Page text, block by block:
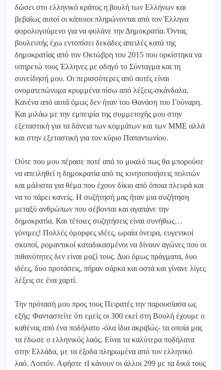
δώσει στο ελληνικό κράτος η βουλή των Ελλήνων και
βεβαίως αυτοί οι κάποιοι πληρώνονται από τον Έλληνα
φορολογούμενο για να φυλάνε την Δημοκρατία. Όντας
βουλευτής έχω εντοπίσει δεκάδες απειλές κατά της
δημοκρατίας από τον Οκτώβρη του 2015 που ορκίστηκα να
υπηρετώ τους Έλληνες με οδηγό το Σύνταγμα και τη
συνείδησή μου. Οι περισσότερες από αυτές είναι
ονοματεπώνυμα κρυμμένα πίσω από λέξεις-σκάνδαλα.
Κανένα από αυτά όμως δεν ήταν του Θανάση του Γούναρη.
Και μιλάω με την εμπειρία της συμμετοχής μου στην
εξεταστική για τα δάνεια των κομμάτων και των ΜΜΕ αλλά
και στην εξεταστική για τον κύριο Παπαντωνίου.
Ούτε που μου πέρασε ποτέ από το μυαλό πως θα μπορούσε
να απειληθεί η δημοκρατία από τις κινητοποιήσεις πολιτών
και μάλιστα για θέμα που έχουν δίκιο από όποια πλευρά και
να το πάρει κανείς. Η συζήτησή μας ήταν μια συζήτηση
μεταξύ ανθρώπων που σέβονται και αγαπάνε την
δημοκρατία. Και τέτοιες συζητήσεις είναι συνήθως…
γόνιμες! Πολλές όμορφες ιδέες, ωραία όνειρα, ευγενικοί
σκοποί, ρομαντικοί καταδικασμένοι να δίνουν αγώνες που οι
πιθανότητες δεν είναι μαζί τους. Δυο όμως πράγματα, δυο
ιδέες, δυο προτάσεις, πήραν σάρκα και οστά και γίνανε λίγες
λέξεις σε ένα χαρτί.
Την πρότασή μου προς τους Πειρατές την παρουσίασα ως
εξής: Φανταστείτε ότι εμείς οι 300 εκεί στη Βουλή έχουμε ο
καθένας από ένα ποδήλατο -όλα ίδια ακριβώς- τα οποία μας
τα έδωσε ο ελληνικός λαός. Είναι τα καλύτερα ποδήλατα
στην Ελλάδα, με τα έξοδα πληρωμένα από τον ελληνικό
λαό. Λοιπόν. Αφήστε τΙ κάνουν οι άλλοι 299 με τα δικά τους